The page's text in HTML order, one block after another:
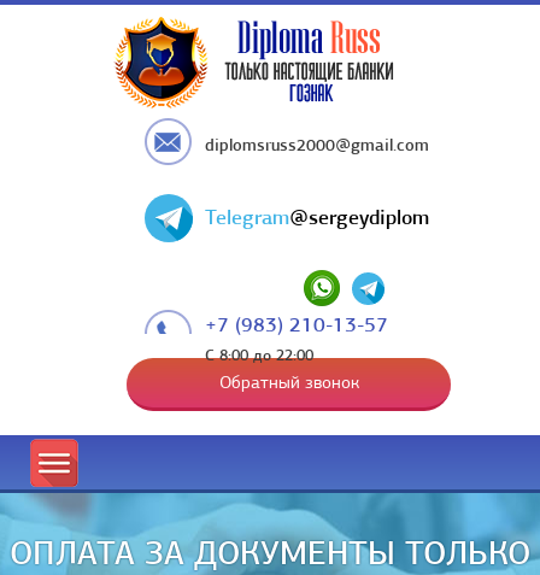
diplomsruss2000@gmail.com
Telegram@sergeydiplom
+7 (983) 210-13-57
С 8:00 до 22:00
Обратный звонок
ОПЛАТА ЗА ДОКУМЕНТЫ ТОЛЬКО